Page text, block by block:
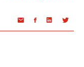
EmailFacebookLinkedin